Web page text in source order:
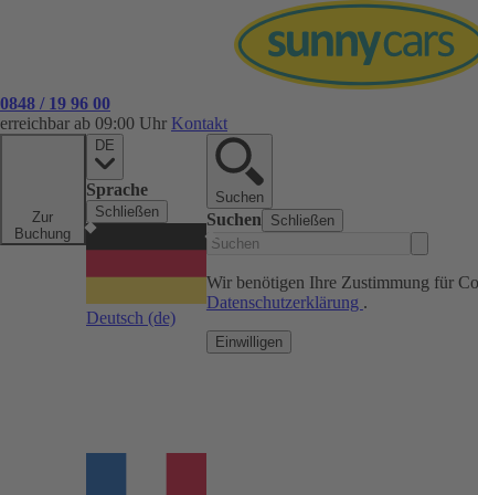
0848 / 19 96 00
erreichbar ab 09:00 Uhr Kontakt
Zur
Buchung
DE
Sprache
Schließen
Deutsch (de)
Suchen
Suchen Schließen
Wir benötigen Ihre Zustimmung für
Datenschutzerklärung .
Einwilligen